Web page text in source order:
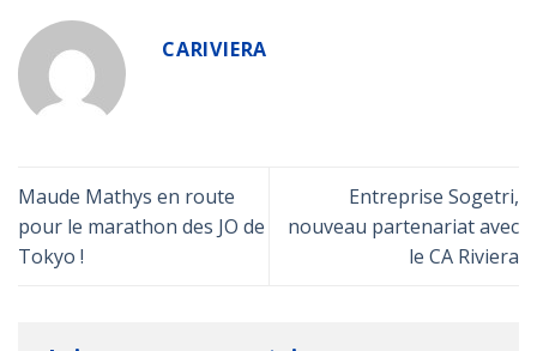
CARIVIERA
Maude Mathys en route
pour le marathon des JO de
Tokyo !
Entreprise Sogetri,
nouveau partenariat avec
le CA Riviera